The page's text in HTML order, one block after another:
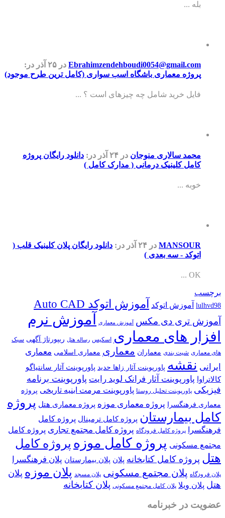
بله ...
Ebrahimzendehboudi0054@gmail.com در ۲۵ آذر
در:
پروژه معماری باشگاه اسب سواری (کامل ترین طرح موجود)
فایل خرید شامل چه چیزهای است ؟ ...
محمد سالاری منوجان در ۲۴ آذر در: دانلود رایگان پروژه
کامل کلینیک درمانی ( مدارک کامل )
خوبه ...
MANSOUR در ۲۴ آذر در: دانلود رایگان پلان کلینیک قلب (
اتوکد - سه بعدی )
OK ...
برچسب
lulhvd98 آموزش اتوکد آموزش اتوکد Auto CAD
آموزش تری دی مکس آموزش معماری
آموزش نرم
افزار های معماری اسکیس رساله هتل ریپورتاژ آگهی سبک
های معماری شیت بندی معماران معماری معماری اسلامی معماری
ایرانی نقشه پاورپوینت آثار زاها حدید پاورپوینت آثار سانتیاگو
کالاتراوا پاورپوینت آثار فرانک لوید رایت پاورپوینت برنامه
فیزیکی پاورپوینت تحلیل روستا پاورپوینت مرمت ابنیه تاریخی پروژه
معماری فرهنگسرا پروژه معماری موزه پروژه معماری هتل پروژه
کامل بیمارستان پروژه کامل ترمینال پروژه کامل
فرهنگسرا
پروژه کامل فرودگاه پروژه کامل مجتمع تجاری پروژه کامل
مجتمع مسکونی پروژه کامل موزه پروژه کامل
هتل پروژه کامل کتابخانه پلان پلان بیمارستان پلان فرهنگسرا
پلان فرودگاه پلان مجتمع مسکونی پلان مسجد پلان موزه پلان
هتل پلان ویلا پلان کامل مجتمع مسکونی پلان کتابخانه
عضویت در خبرنامه